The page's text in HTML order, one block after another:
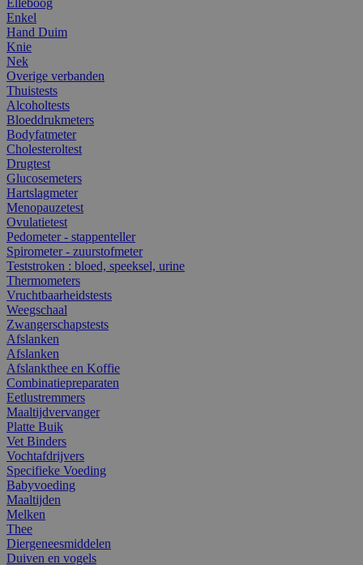
Enkel
Hand Duim
Knie
Nek
Overige verbanden
Thuistests
Alcoholtests
Bloeddrukmeters
Bodyfatmeter
Cholesteroltest
Drugtest
Glucosemeters
Hartslagmeter
Menopauzetest
Ovulatietest
Pedometer - stappenteller
Spirometer - zuurstofmeter
Teststroken : bloed, speeksel, urine
Thermometers
Vruchtbaarheidstests
Weegschaal
Zwangerschapstests
Afslanken
Afslanken
Afslankthee en Koffie
Combinatiepreparaten
Eetlustremmers
Maaltijdvervanger
Platte Buik
Vet Binders
Vochtafdrijvers
Specifieke Voeding
Babyvoeding
Maaltijden
Melken
Thee
Diergeneesmiddelen
Duiven en vogels